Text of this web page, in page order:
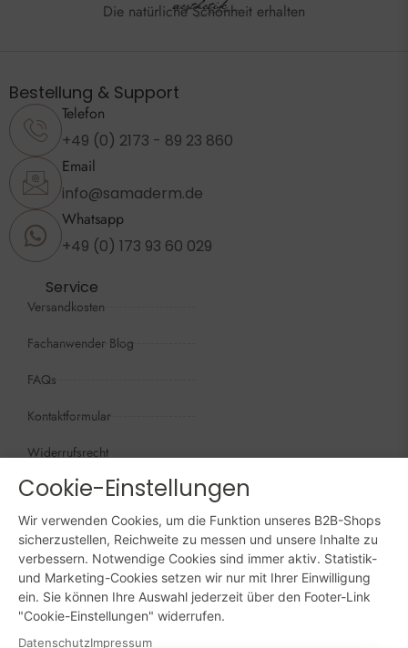
Die natürliche Schönheit erhalten
Bestellung & Support
Telefon
+49 (0) 2173 - 89 23 860
Email
info@samaderm.de
Whatsapp
+49 (0) 173 93 60 029
Service
Versandkosten
Fachanwender Blog
FAQs
Kontaktformular
Widerrufsrecht
Öffnungszeiten
Wir sind persönlich, für Sie da:
Mo - Do: 09:00 - 16:00 Uhr
Fr: 09:00 - 15:00 Uhr
Sa + So: geschlossen
Cookie-Einstellungen
Wir verwenden Cookies, um die Funktion unseres B2B-Shops
sicherzustellen, Reichweite zu messen und unsere Inhalte zu
verbessern. Notwendige Cookies sind immer aktiv. Statistik-
und Marketing-Cookies setzen wir nur mit Ihrer Einwilligung
ein. Sie können Ihre Auswahl jederzeit über den Footer-Link
"Cookie-Einstellungen" widerrufen.
DatenschutzImpressum